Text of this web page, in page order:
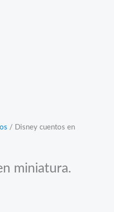
/ Disney cuentos en
miniatura.